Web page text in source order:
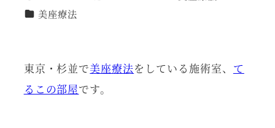
投稿日 更新日
カテゴリー
美座療法
東京・杉並で美座療法をしている施術室、 て
るこの部屋です。